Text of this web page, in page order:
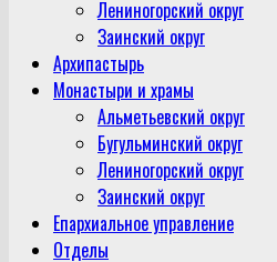
Лениногорский округ
Заинский округ
Архипастырь
Монастыри и храмы
Альметьевский округ
Бугульминский округ
Лениногорский округ
Заинский округ
Епархиальное управление
Отделы